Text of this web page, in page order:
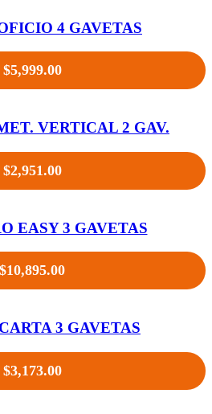
4 GAVETAS
$5,999.00
VERTICAL 2 GAV.
$2,951.00
EASY 3 GAVETAS
$10,895.00
3 GAVETAS
$3,173.00